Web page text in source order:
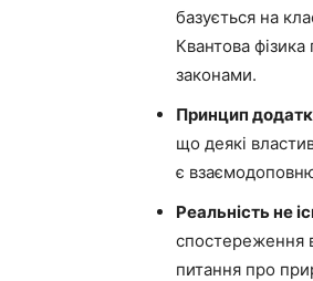
базується на
Квантова
законами.
Принцип
що деякі
є
Реальність не
спостереження
питання про